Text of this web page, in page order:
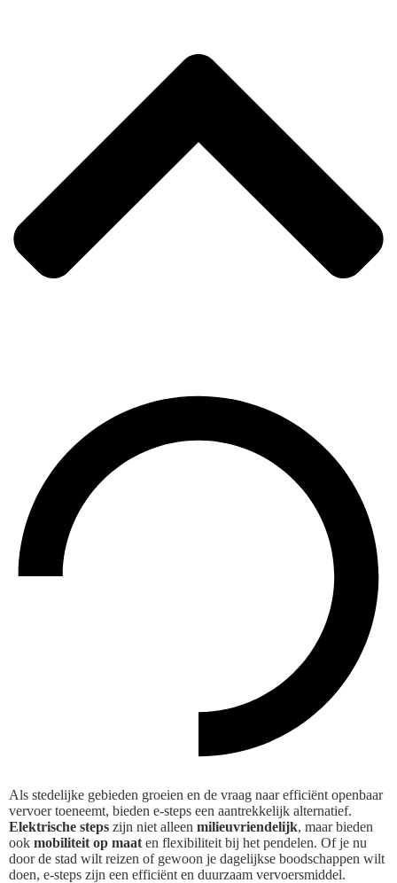
Als stedelijke gebieden groeien en de vraag naar efficiënt openbaar
vervoer toeneemt, bieden e-steps een aantrekkelijk alternatief.
Elektrische steps zijn niet alleen milieuvriendelijk, maar bieden
ook mobiliteit op maat en flexibiliteit bij het pendelen. Of je nu
door de stad wilt reizen of gewoon je dagelijkse boodschappen wilt
doen, e-steps zijn een efficiënt en duurzaam vervoersmiddel.